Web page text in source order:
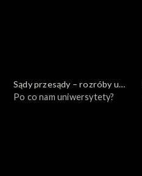
Sądy przesądy – rozróby u
Kuby
Po co nam uniwersytety?